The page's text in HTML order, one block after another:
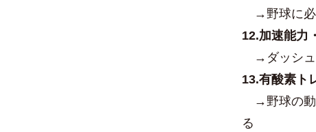
→ 野球に
12.加速能力
→ ダッシ
13.有酸素ト
→ 野球の
る